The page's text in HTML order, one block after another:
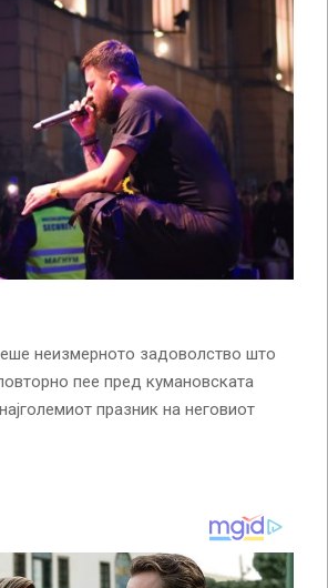
неизмерното задоволство што
пее пред кумановската
празник на неговиот